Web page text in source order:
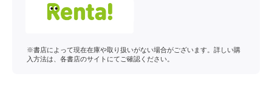
※書店によって現在在庫や取り扱いがない場合がございます。詳しい購
入方法は、各書店のサイトにてご確認ください。